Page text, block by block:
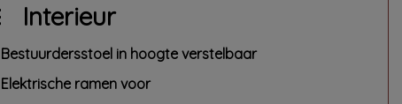
Interieur
Bestuurdersstoel in hoogte verstelbaar
Elektrische ramen voor